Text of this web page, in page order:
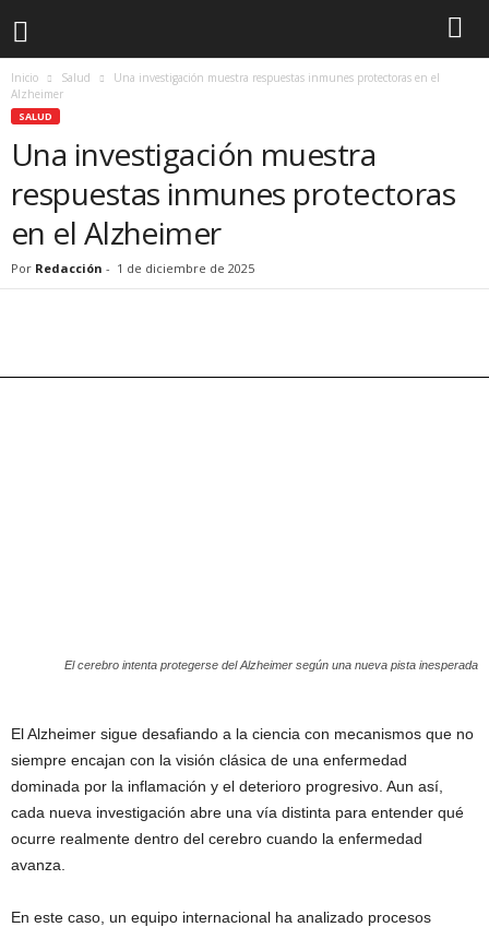
Inicio Salud
Una investigación muestra respuestas inmunes protectoras en el
Alzheimer
SALUD
Una investigación muestra
respuestas inmunes protectoras
en el Alzheimer
Por Redacción - 1 de diciembre de 2025
El cerebro intenta protegerse del Alzheimer según una nueva pista inesperada
El Alzheimer sigue desafiando a la ciencia con mecanismos que no
siempre encajan con la visión clásica de una enfermedad
dominada por la inflamación y el deterioro progresivo. Aun así,
cada nueva investigación abre una vía distinta para entender qué
ocurre realmente dentro del cerebro cuando la enfermedad
avanza.
En este caso, un equipo internacional ha analizado procesos